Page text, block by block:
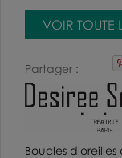
VOIR TOUTE
Partager
Boucles